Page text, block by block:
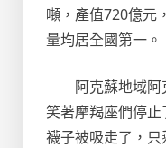
噸，產值720億元
量均居全國第一。
阿克蘇地域
笑著摩羯座們停
襪子被吸走了，只